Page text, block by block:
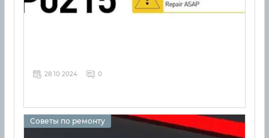
28 10 2024 0
Советы по ремонту